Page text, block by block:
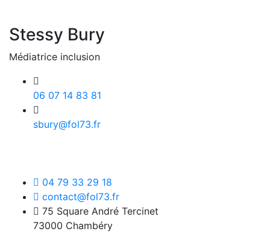
Stessy Bury
Médiatrice inclusion
06 07 14 83 81
sbury@fol73.fr
04 79 33 29 18
contact@fol73.fr
75 Square André Tercinet
73000 Chambéry